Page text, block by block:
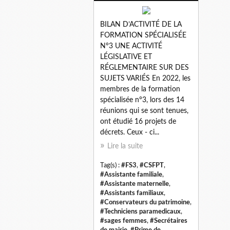
BILAN D’ACTIVITÉ DE LA
FORMATION SPÉCIALISÉE
N°3 UNE ACTIVITÉ
LÉGISLATIVE ET
RÉGLEMENTAIRE SUR DES
SUJETS VARIÉS En 2022, les
membres de la formation
spécialisée n°3, lors des 14
réunions qui se sont tenues,
ont étudié 16 projets de
décrets. Ceux - ci...
Lire la suite
Tag(s) : #FS3, #CSFPT,
#Assistante familiale,
#Assistante maternelle,
#Assistants familiaux,
#Conservateurs du patrimoine,
#Techniciens paramedicaux,
#sages femmes, #Secrétaires